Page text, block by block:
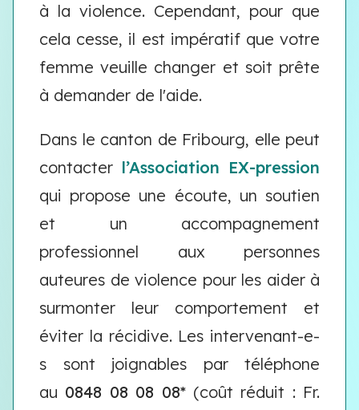
à la violence. Cependant, pour que
cela cesse, il est impératif que votre
femme veuille changer et soit prête
à demander de l'aide.
Dans le canton de Fribourg, elle peut
contacter l’Association EX-pression
qui propose une écoute, un soutien
et un accompagnement
professionnel aux personnes
auteures de violence pour les aider à
surmonter leur comportement et
éviter la récidive. Les intervenant-e-
s sont joignables par téléphone
au 0848 08 08 08* (coût réduit : Fr.